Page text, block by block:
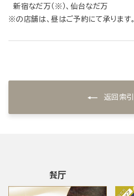
新宿なだ万（※）、仙台なだ万
※の店舗は、昼はご予約にて承ります。
返回索引
餐厅